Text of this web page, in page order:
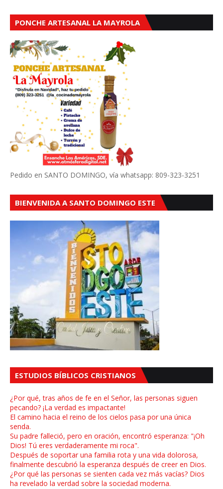
PONCHE ARTESANAL LA MAYROLA
Pedido en SANTO DOMINGO, vía whatsapp: 809-323-3251
BIENVENIDA A SANTO DOMINGO ESTE
ESTUDIOS BÍBLICOS CRISTIANOS
¿Por qué, tras años de fe en el Señor, las personas siguen
pecando? ¡La verdad es impactante!
El camino hacia el reino de los cielos pasa por una única
senda.
Su padre falleció, pero en oración, encontró esperanza: "¡Oh
Dios! Tú eres verdaderamente mi roca".
Después de soportar una familia rota y una vida dolorosa,
finalmente descubrió la esperanza después de creer en Dios.
¿Por qué las personas se sienten cada vez más vacías? Dios
ha revelado la verdad sobre la sociedad moderna.